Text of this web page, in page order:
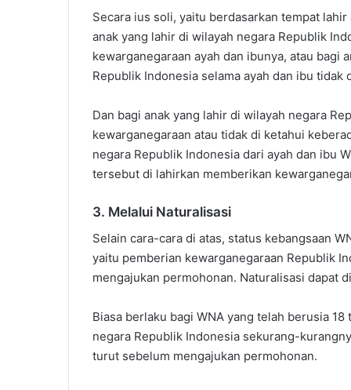
Secara ius soli, yaitu berdasarkan tempat
anak yang lahir di wilayah negara Republik
kewarganegaraan ayah dan ibunya, atau bagi
Republik Indonesia selama ayah dan ibu tidak
Dan bagi anak yang lahir di wilayah negara
kewarganegaraan atau tidak di ketahui
negara Republik Indonesia dari ayah dan ibu
tersebut di lahirkan memberikan
3. Melalui Naturalisasi
Selain cara-cara di atas, status kebangsaan
yaitu pemberian kewarganegaraan Republik
mengajukan permohonan. Naturalisasi dapat
Biasa berlaku bagi WNA yang telah berusia
negara Republik Indonesia sekurang-
turut sebelum mengajukan permohonan.